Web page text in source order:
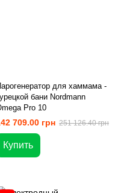
для хаммама -
бани Nordmann
Pro 10
709.00 грн 251 126.40 грн
Купить